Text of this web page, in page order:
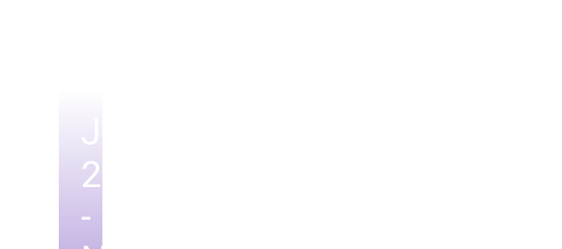
JUNIJ
2026
-